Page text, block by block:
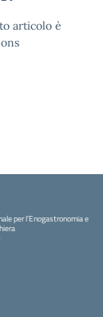
articolo è
per l'Enogastronomia e